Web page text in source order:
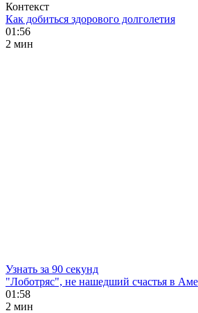
Контекст
Как добиться здорового долголетия
01:56
2 мин
Узнать за 90 секунд
"Лоботряс", не нашедший счастья в
01:58
2 мин